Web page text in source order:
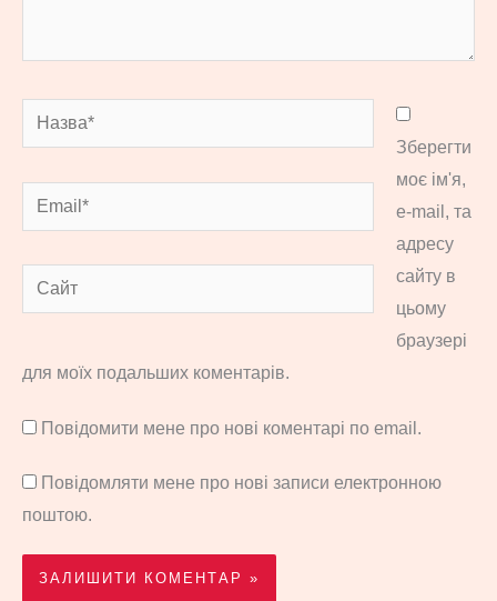
Назва*
Email*
Сайт
Зберегти
моє ім'я,
e-mail, та
адресу
сайту в
цьому
браузері
для моїх подальших коментарів.
Повідомити мене про нові коментарі по email.
Повідомляти мене про нові записи електронною
поштою.